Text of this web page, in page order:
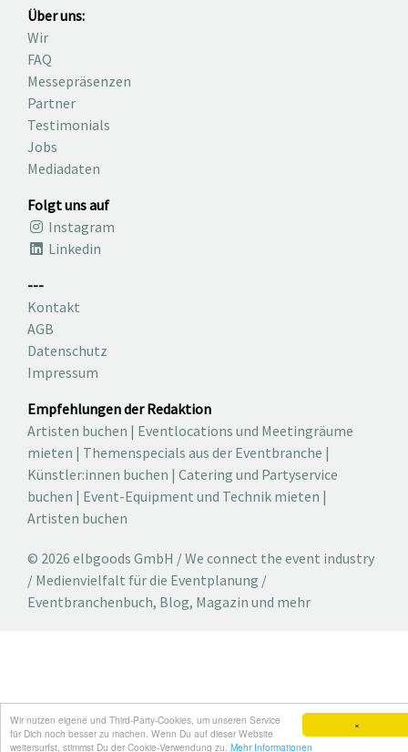
×
Wir nutzen eigene und Third-Party-Cookies, um unseren Service
für Dich noch besser zu machen. Wenn Du auf dieser Website
weitersurfst, stimmst Du der Cookie-Verwendung zu. Mehr Informationen
Über uns:
Wir
FAQ
Messepräsenzen
Partner
Testimonials
Jobs
Mediadaten
Folgt uns auf
Instagram
Linkedin
---
Kontakt
AGB
Datenschutz
Impressum
Empfehlungen der Redaktion
Artisten buchen | Eventlocations und Meetingräume
mieten | Themenspecials aus der Eventbranche |
Künstler:innen buchen | Catering und Partyservice
buchen | Event-Equipment und Technik mieten |
Artisten buchen
© 2026 elbgoods GmbH / We connect the event industry
/ Medienvielfalt für die Eventplanung /
Eventbranchenbuch, Blog, Magazin und mehr